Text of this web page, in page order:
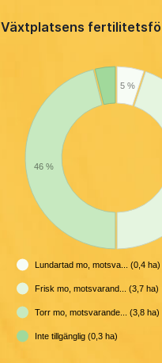
Växtplatsens
5 %
46 %
Lundartad mo, motsva... (0,4 ha)
Frisk mo, motsvarand... (3,7 ha)
Torr mo, motsvarande... (3,8 ha)
Inte tillgänglig (0,3 ha)